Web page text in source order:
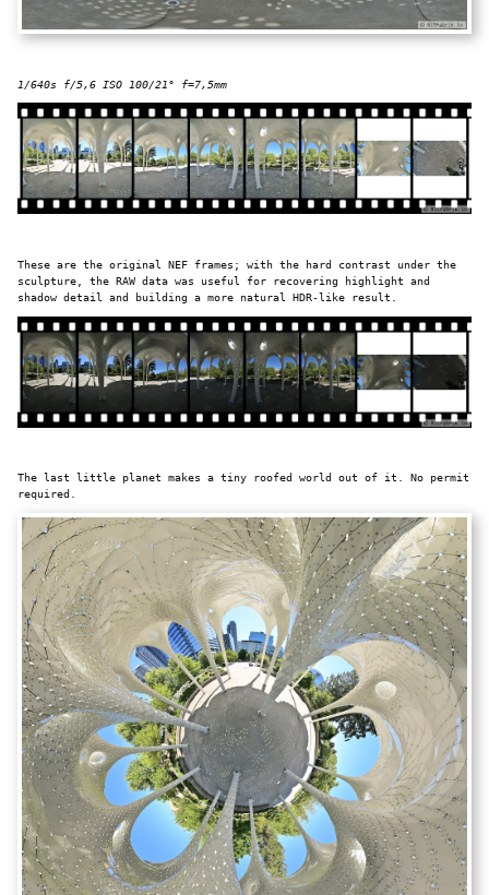
1/640s f/5,6 ISO 100/21° f=7,5mm
These are the original NEF frames; with the hard contrast under the
sculpture, the RAW data was useful for recovering highlight and
shadow detail and building a more natural HDR-like result.
The last little planet makes a tiny roofed world out of it. No permit
required.